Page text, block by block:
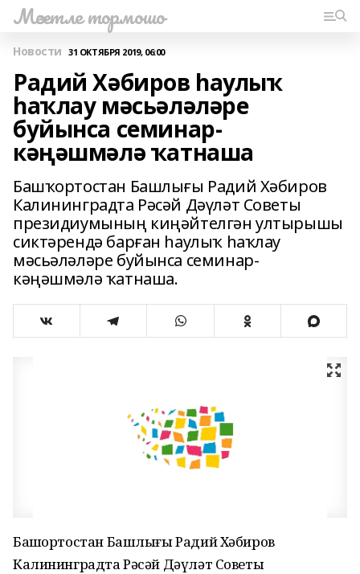
Мәсетле тормошо
Новости 31 ОКТЯБРЯ 2019, 06:00
Радий Хәбиров һаулыҡ
һаҡлау мәсьәләләре
буйынса семинар-
кәңәшмәлә ҡатнаша
Башҡортостан Башлығы Радий Хәбиров
Калининградта Рәсәй Дәүләт Советы
президиумының киңәйтелгән ултырышы
сиктәрендә барған һаулыҡ һаҡлау
мәсьәләләре буйынса семинар-
кәңәшмәлә ҡатнаша.
Башҡортостан Башлығы Радий Хәбиров
Калининградта Рәсәй Дәүләт Советы